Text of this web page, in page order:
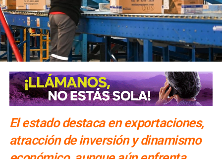
El estado destaca en exportaciones,
atracción de inversión y dinamismo